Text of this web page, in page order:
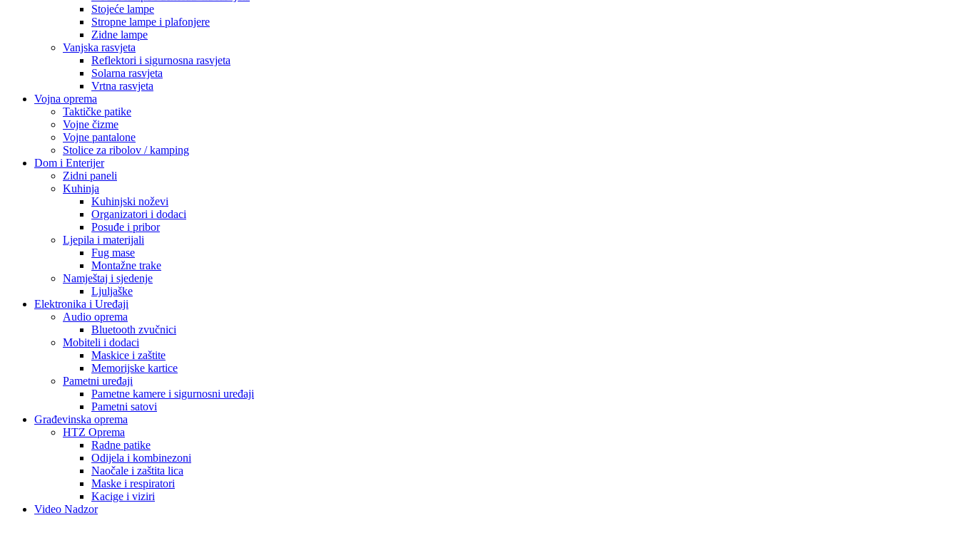
Stojeće lampe
Stropne lampe i plafonjere
Zidne lampe
Vanjska rasvjeta
Reflektori i sigurnosna rasvjeta
Solarna rasvjeta
Vrtna rasvjeta
Vojna oprema
Taktičke patike
Vojne čizme
Vojne pantalone
Stolice za ribolov / kamping
Dom i Enterijer
Zidni paneli
Kuhinja
Kuhinjski noževi
Organizatori i dodaci
Posuđe i pribor
Ljepila i materijali
Fug mase
Montažne trake
Namještaj i sjedenje
Ljuljaške
Elektronika i Uređaji
Audio oprema
Bluetooth zvučnici
Mobiteli i dodaci
Maskice i zaštite
Memorijske kartice
Pametni uređaji
Pametne kamere i sigurnosni uređaji
Pametni satovi
Građevinska oprema
HTZ Oprema
Radne patike
Odijela i kombinezoni
Naočale i zaštita lica
Maske i respiratori
Kacige i viziri
Video Nadzor